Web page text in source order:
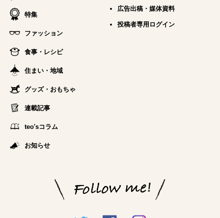
特集
ファッション
食事・レシピ
住まい・地域
グッズ・おもちゃ
連載記事
teo'sコラム
お知らせ
広告出稿・媒体資料
投稿者専用ログイン